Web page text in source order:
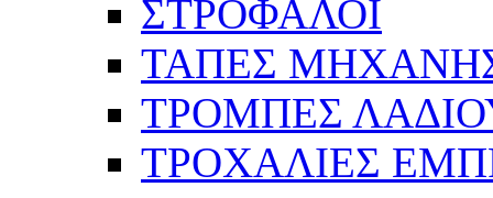
ΣΤΡΟΦΑΛΟΙ
ΤΑΠΕΣ
ΤΡΟΜΠΕΣ
ΤΡΟΧΑΛΙΕΣ